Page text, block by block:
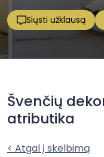
Siųsti užklausą
Švenčių
atributika
< Atgal į skelbimą